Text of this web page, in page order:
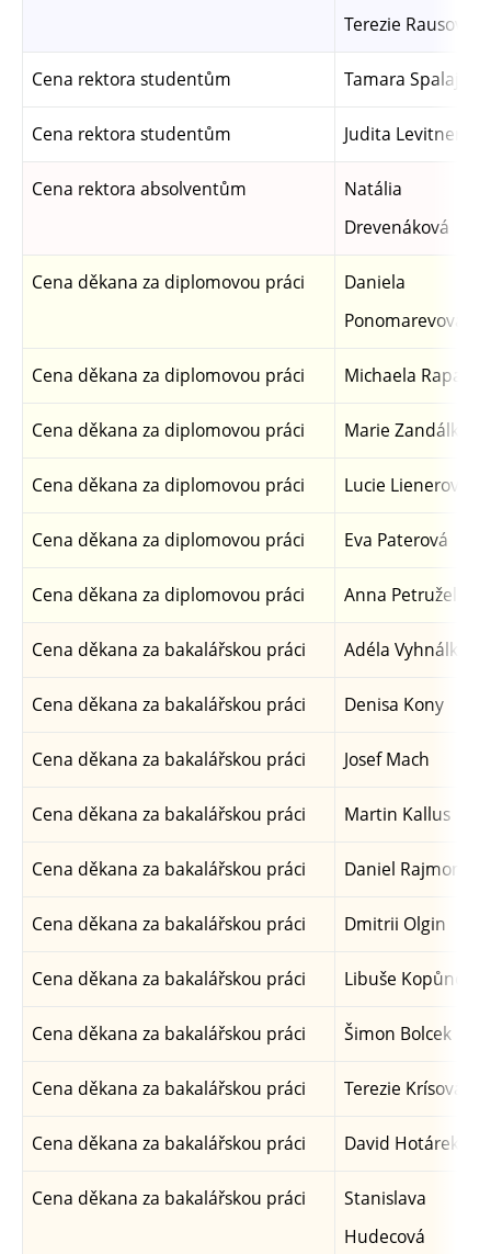
Terezie Rausová
Cena rektora studentům Tamara
Cena rektora studentům Judita Levitnerová
Cena rektora absolventům
Natália
Drevenáková
Cena děkana za diplomovou práci
Daniela
Ponomarevová
Cena děkana za diplomovou práci Michaela Rapavá
Cena děkana za diplomovou práci Marie Zandálková
Cena děkana za diplomovou práci Lucie Lienerová
Cena děkana za diplomovou práci Eva Paterová
Cena děkana za diplomovou práci Anna Petruželová
Cena děkana za bakalářskou práci Adéla Vyhnálková
Cena děkana za bakalářskou práci Denisa Kony
Cena děkana za bakalářskou práci Josef Mach
Cena děkana za bakalářskou práci Martin Kallus
Cena děkana za bakalářskou práci Daniel Rajmon
Cena děkana za bakalářskou práci Dmitrii Olgin
Cena děkana za bakalářskou práci Libuše Kopůncová
Cena děkana za bakalářskou práci Šimon Bolcek
Cena děkana za bakalářskou práci Terezie Krísová
Cena děkana za bakalářskou práci David Hotárek
Cena děkana za bakalářskou práci
Stanislava
Hudecová